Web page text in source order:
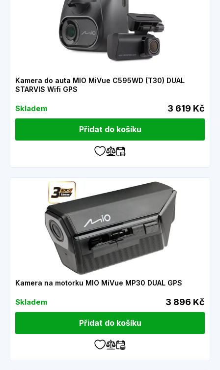
Kamera do auta MIO MiVue C595WD (T30) DUAL
STARVIS Wifi GPS
Skladem 3 619 Kč
Přidat do košíku
Kamera na motorku MIO MiVue MP30 DUAL GPS
Skladem 3 896 Kč
Přidat do košíku